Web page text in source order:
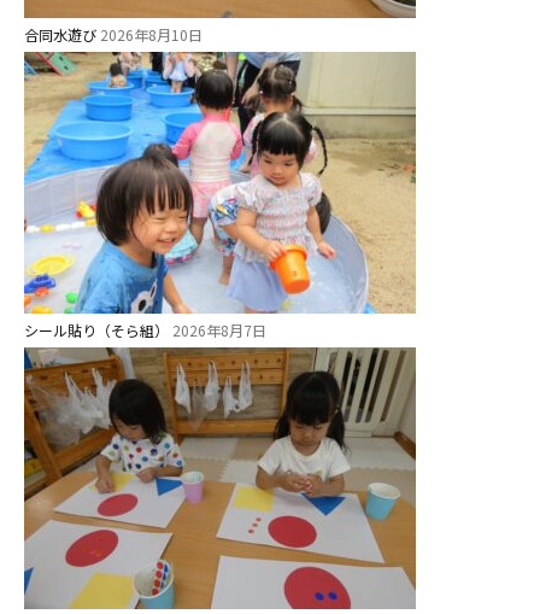
合同水遊び 2026年8月10日
シール貼り（そら組） 2026年8月7日
課外教室
理事長のことば
教育と保育
美⽊多幼稚園の理想
園の1⽇
年間⾏事
預かり保育［ヒラソル ]
美⽊多チコス
美⽊多チコスについて
美⽊多チコスブログ
未就園児クラス
0歳親子登園［マカロンクラス ]